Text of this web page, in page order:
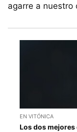
agarre a nuestro
EN VITÓNICA
Los dos